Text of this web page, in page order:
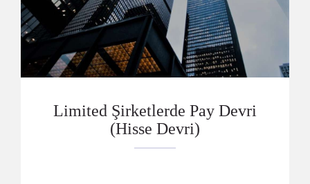
Limited Şirketlerde Pay Devri
(Hisse Devri)